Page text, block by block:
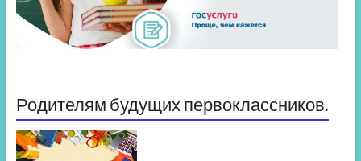
Родителям будущих первоклассников.